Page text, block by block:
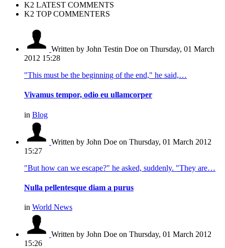
K2 LATEST COMMENTS
K2 TOP COMMENTERS
Written by John Testin Doe on Thursday, 01 March
2012 15:28
"This must be the beginning of the end," he said,…
Vivamus tempor, odio eu ullamcorper
in Blog
Written by John Doe on Thursday, 01 March 2012
15:27
"But how can we escape?" he asked, suddenly. "They are…
Nulla pellentesque diam a purus
in World News
Written by John Doe on Thursday, 01 March 2012
15:26